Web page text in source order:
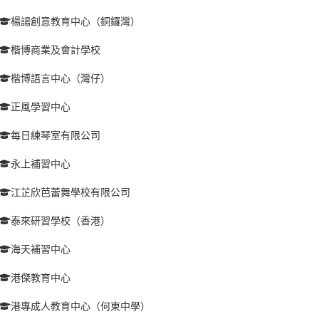
楊諹創意教育中心（銅鑼灣）
楷博商業及會計學校
楷博語言中心（灣仔）
正風學習中心
每日練琴室有限公司
永上補習中心
江芷欣芭蕾舞學校有限公司
泰來研習學校（香港）
海天補習中心
港傑教育中心
港專成人教育中心（何東中學）